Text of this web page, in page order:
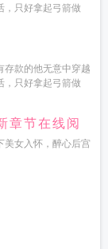
，只好拿起弓箭做
存款的他无意中穿越
，只好拿起弓箭做
章节在线阅
美女入怀，醉心后宫